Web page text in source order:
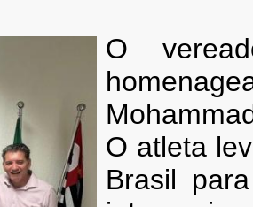
O
O atleta
Brasil